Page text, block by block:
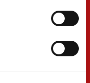
beck@beck.cz